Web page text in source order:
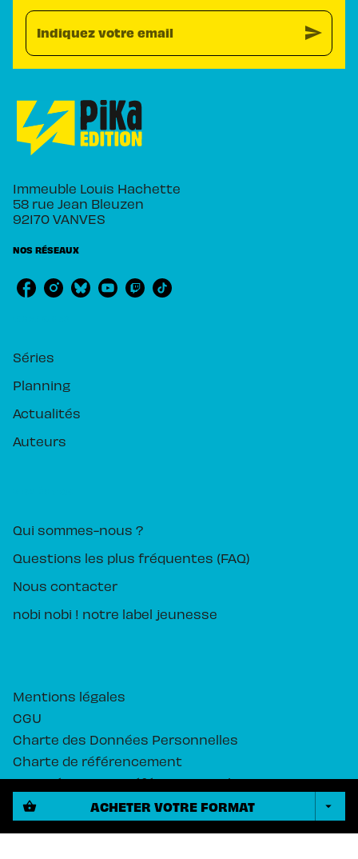
shopping_basket ACHETER VOTRE FORMAT arrow_drop_down
Indiquez votre email send
Immeuble Louis Hachette
58 rue Jean Bleuzen
92170 VANVES
NOS RÉSEAUX
Séries
Planning
Actualités
Auteurs
Qui sommes-nous ?
Questions les plus fréquentes (FAQ)
Nous contacter
nobi nobi ! notre label jeunesse
Mentions légales
CGU
Charte des Données Personnelles
Charte de référencement
Paramétrez vos préférences cookies